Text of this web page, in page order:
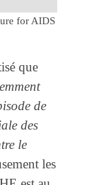
for AIDS
que
de
des
le
les